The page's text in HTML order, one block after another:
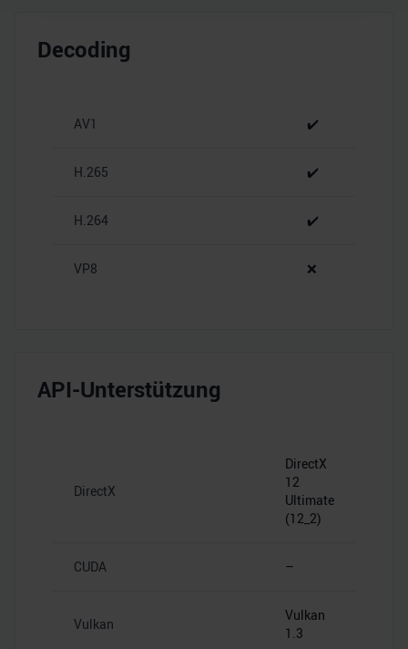
zu können und die Zugriffe auf unsere Website zu
soziale Medien, Werbung und Analysen weiter. Unsere
weiteren Daten zusammen, die Sie ihnen bereitgestellt
Decoding
AV1 ✔️
H.265 ✔️
H.264 ✔️
VP8 ❌
API-Unterstützung
DirectX
DirectX
12
Ultimate
(12_2)
CUDA –
Vulkan
Vulkan
1.3